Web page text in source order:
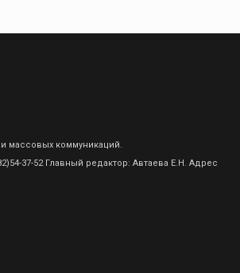
массовых коммуникаций.
37-52 Главный редактор: Автаева Е.Н. Адрес